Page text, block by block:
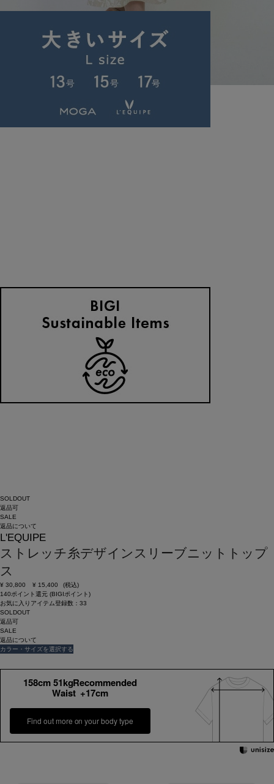
(すかーと)
SOLDOUT
返品可
SALE
返品について
L'EQUIPE
ストレッチ糸デザインスリーブニットトップ
ス
¥ 30,800 ¥ 15,400
(税込)
140ポイント還元 (BIGIポイント)
お気に入りアイテム登録数： 33
SOLDOUT
返品可
SALE
返品について
カラー・サイズを選択する
158cm 51kgRecommended
Waist +17cm
Find out more on your body type